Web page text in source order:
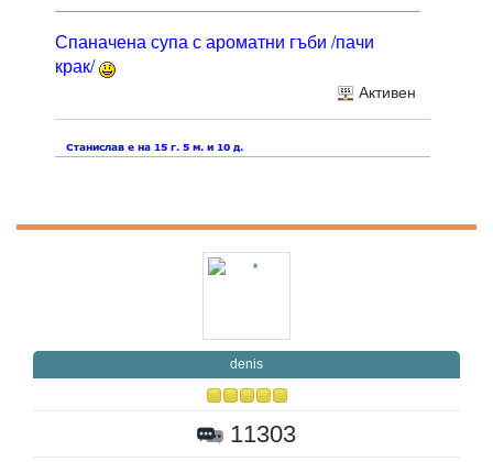
Спаначена супа с ароматни гъби /пачи
крак/
Активен
denis
11303